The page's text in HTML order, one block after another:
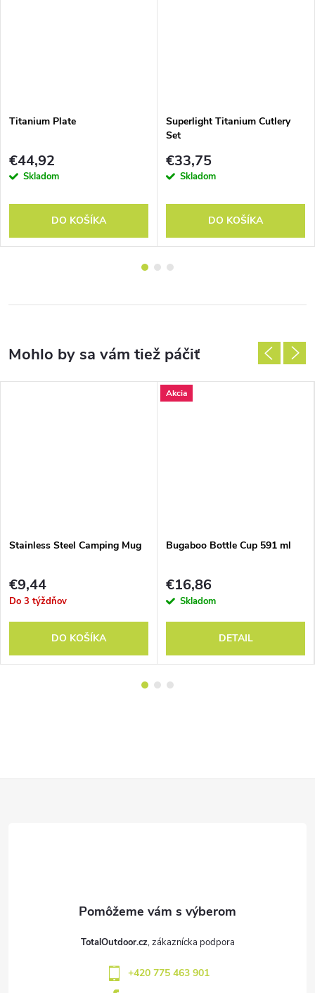
Titanium Plate
€44,92
Skladom
DO KOŠÍKA
Superlight Titanium Cutlery
Set
€33,75
Skladom
DO KOŠÍKA
Stainless Steel Camping Mug
€9,44
Do 3 týždňov
DO KOŠÍKA
Akcia
Bugaboo Bottle Cup 591 ml
€16,86
Skladom
DETAIL
TotalOutdoor.cz
+420 775 463 901